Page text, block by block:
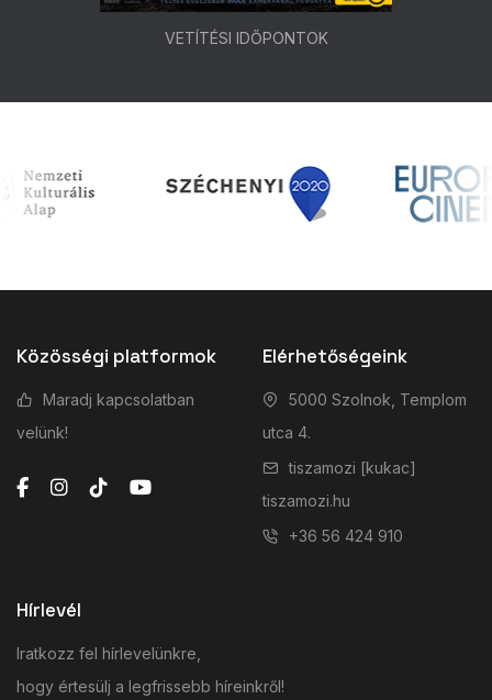
VETÍTÉSI IDŐPONTOK
Közösségi platformok
Maradj kapcsolatban
velünk!
Elérhetőségeink
5000 Szolnok, Templom
utca 4.
tiszamozi [kukac]
tiszamozi.hu
+36 56 424 910
Hírlevél
Iratkozz fel hírlevelünkre,
hogy értesülj a legfrissebb híreinkről!